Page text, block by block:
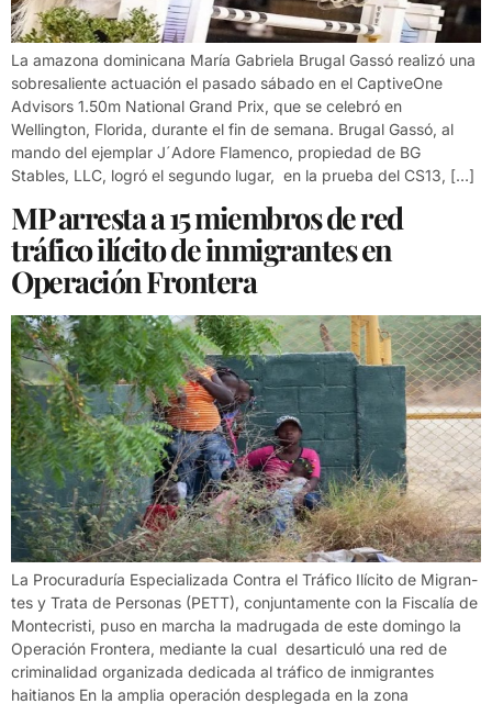
La amazona dominicana María Gabriela Brugal Gassó realizó una
sobresaliente actuación el pasado sábado en el CaptiveOne
Advisors 1.50m National Grand Prix, que se celebró en
Wellington, Florida, durante el fin de semana. Brugal Gassó, al
mando del ejemplar J´Adore Flamenco, propiedad de BG
Stables, LLC, logró el segundo lugar, en la prueba del CS13, […]
MP arresta a 15 miembros de red
tráfico ilícito de inmigrantes en
Operación Frontera
La Procuraduría Especializada Contra el Tráfico Ilícito de Migran­
tes y Trata de Personas (PETT), conjuntamente con la Fiscalía de
Montecristi, puso en marcha la madrugada de este domingo la
Operación Frontera, mediante la cual desarticuló una red de
criminalidad organizada dedicada al tráfico de inmigrantes
haitianos En la amplia operación desplegada en la zona